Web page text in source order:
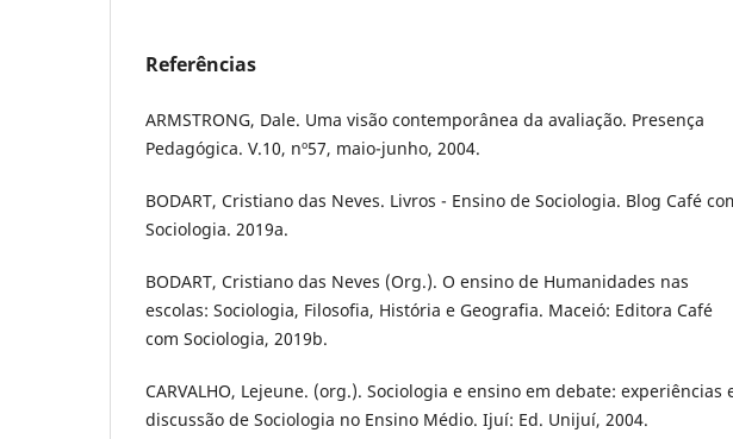
Referências
ARMSTRONG, Dale. Uma visão contemporânea da avaliação. Presença
Pedagógica. V.10, nº57, maio-junho, 2004.
BODART, Cristiano das Neves. Livros - Ensino de Sociologia. Blog Café
Sociologia. 2019a.
BODART, Cristiano das Neves (Org.). O ensino de Humanidades nas
escolas: Sociologia, Filosofia, História e Geografia. Maceió: Editora Café
com Sociologia, 2019b.
CARVALHO, Lejeune. (org.). Sociologia e ensino em debate: experiências
discussão de Sociologia no Ensino Médio. Ijuí: Ed. Unijuí, 2004.